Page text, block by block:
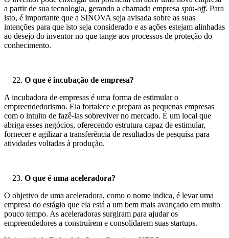
a partir de sua tecnologia, gerando a chamada empresa spin-off. Para
isto, é importante que a SINOVA seja avisada sobre as suas
intenções para que isto seja considerado e as ações estejam alinhadas
ao desejo do inventor no que tange aos processos de proteção do
conhecimento.
O que é incubação de empresa?
A incubadora de empresas é uma forma de estimular o
empreendedorismo. Ela fortalece e prepara as pequenas empresas
com o intuito de fazê-las sobreviver no mercado. É um local que
abriga esses negócios, oferecendo estrutura capaz de estimular,
fornecer e agilizar a transferência de resultados de pesquisa para
atividades voltadas à produção.
O que é uma aceleradora?
O objetivo de uma aceleradora, como o nome indica, é levar uma
empresa do estágio que ela está a um bem mais avançado em muito
pouco tempo. As aceleradoras surgiram para ajudar os
empreendedores a construírem e consolidarem suas startups.